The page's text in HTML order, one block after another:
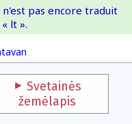
IOI
pas encore traduit
lt ».
Svetainės
žemėlapis